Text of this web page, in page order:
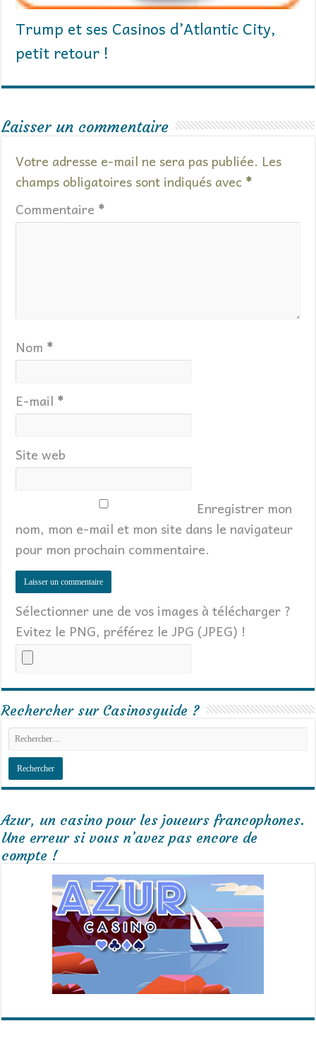
Trump et ses Casinos d’Atlantic City,
petit retour !
Laisser un commentaire
Votre adresse e-mail ne sera pas publiée. Les
champs obligatoires sont indiqués avec *
Commentaire *
Nom *
E-mail *
Site web
Enregistrer mon
nom, mon e-mail et mon site dans le navigateur
pour mon prochain commentaire.
Sélectionner une de vos images à télécharger ?
Evitez le PNG, préférez le JPG (JPEG) !
Rechercher sur Casinosguide ?
Azur, un casino pour les joueurs francophones.
Une erreur si vous n’avez pas encore de
compte !